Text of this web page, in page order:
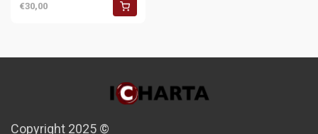
€30,00
Copyright 2025 ©